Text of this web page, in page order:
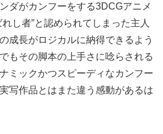
ダがカンフーをする3DCGアニメ
し者”と認められてしまった主人
成長がロジカルに納得できるよう
もその脚本の上手さに唸らされる
ミックかつスピーディなカンフー
写作品とはまた違う感動があるは